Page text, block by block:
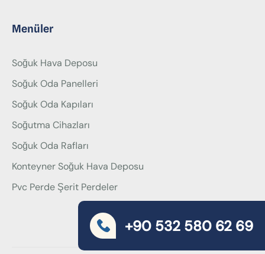
Menüler
Soğuk Hava Deposu
Soğuk Oda Panelleri
Soğuk Oda Kapıları
Soğutma Cihazları
Soğuk Oda Rafları
Konteyner Soğuk Hava Deposu
Pvc Perde Şerit Perdeler
+90 532 580 62 69